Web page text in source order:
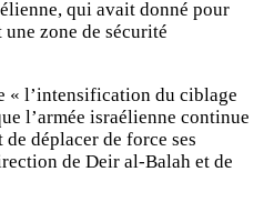
qui avait donné pour
zone de sécurité
« l’intensification du ciblage
l’armée israélienne continue
déplacer de force ses
de Deir al-Balah et de